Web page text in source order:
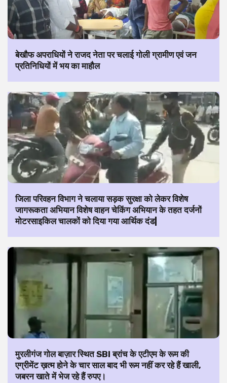
बेखौफ अपराधियों ने राजद नेता पर चलाई गोली ग्रामीण एवं जन
प्रतिनिधियों में भय का माहौल
जिला परिवहन विभाग ने चलाया सड़क सुरक्षा को लेकर विशेष
जागरूकता अभियान विशेष वाहन चेकिंग अभियान के तहत दर्जनों
मोटरसाइकिल चालकों को दिया गया आर्थिक दंड|
मुरलीगंज गोल बाज़ार स्थित SBI ब्रांच के एटीएम के रूम की
एग्रीमेंट ख़त्म होने के चार साल बाद भी रूम नहीं कर रहे हैं खाली,
जबरन खाते में भेज रहे हैं रुपए।